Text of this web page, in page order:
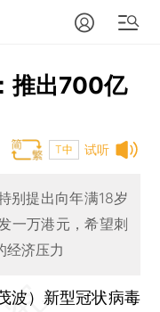
推出700亿
试听
T中
别提出向年满18岁
一万港元，希望刺
经济压力
波） 新型冠状病毒